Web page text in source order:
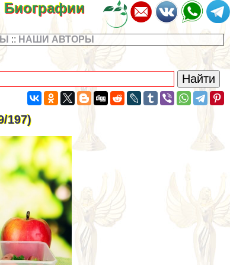
Биографии
:: НАШИ АВТОРЫ
197)